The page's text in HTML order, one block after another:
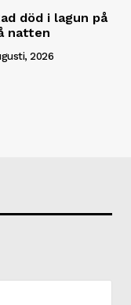
död i lagun på
natten
2026